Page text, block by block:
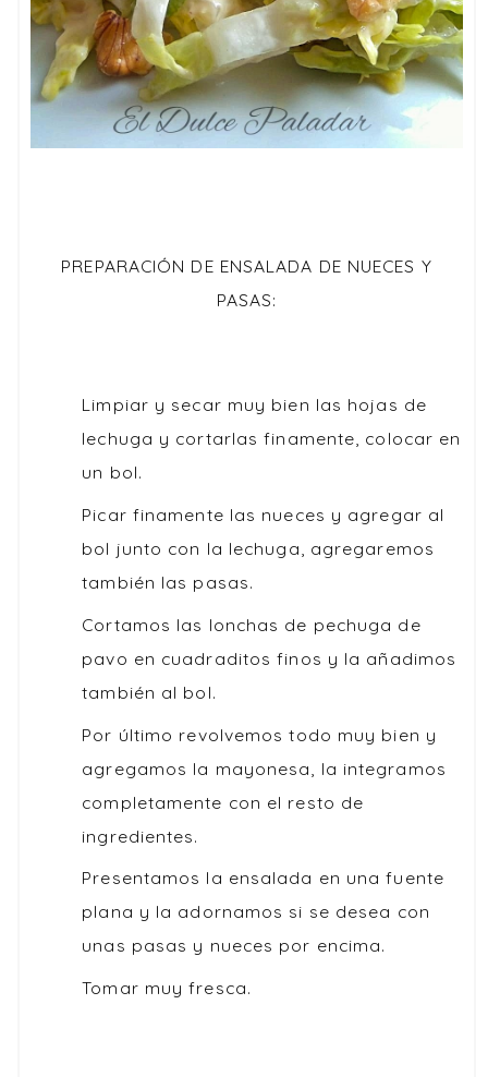
PREPARACIÓN DE ENSALADA DE NUECES Y
PASAS:
Limpiar y secar muy bien las hojas de
lechuga y cortarlas finamente, colocar en
un bol.
Picar finamente las nueces y agregar al
bol junto con la lechuga, agregaremos
también las pasas.
Cortamos las lonchas de pechuga de
pavo en cuadraditos finos y la añadimos
también al bol.
Por último revolvemos todo muy bien y
agregamos la mayonesa, la integramos
completamente con el resto de
ingredientes.
Presentamos la ensalada en una fuente
plana y la adornamos si se desea con
unas pasas y nueces por encima.
Tomar muy fresca.